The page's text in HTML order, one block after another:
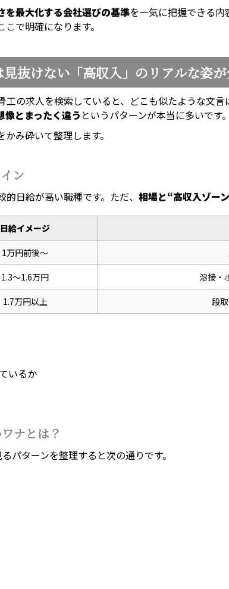
を最大化する会社選びの基準を一気に把握できる
で明確になります。
抜けない「高収入」のリアルな姿が
求人を検索していると、どこも似たような文言
像とまったく違う というパターンが本当に多いです。
み砕いて整理します。
ン
日給が高い職種です。ただ、 相場と“高収入ゾー
日給イメージ
1万円前後〜
1.3〜1.6万円 溶接・
1.7万円以上 段
いるか
ナとは？
パターンを整理すると次の通りです。